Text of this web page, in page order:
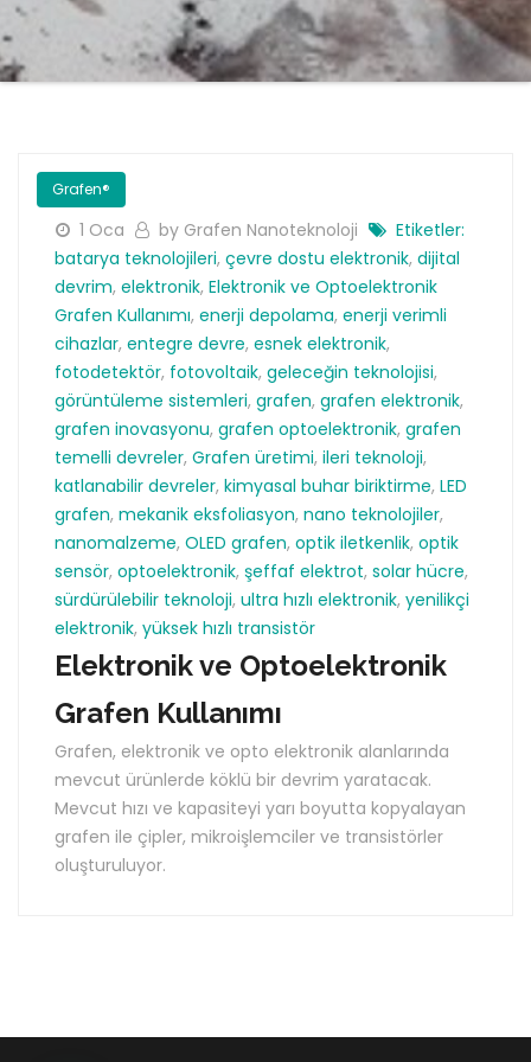
Grafen®
1 Oca by Grafen Nanoteknoloji
Etiketler:
batarya teknolojileri, çevre dostu elektronik, dijital
devrim, elektronik, Elektronik ve Optoelektronik
Grafen Kullanımı, enerji depolama, enerji verimli
cihazlar, entegre devre, esnek elektronik,
fotodetektör, fotovoltaik, geleceğin teknolojisi,
görüntüleme sistemleri, grafen, grafen elektronik,
grafen inovasyonu, grafen optoelektronik, grafen
temelli devreler, Grafen üretimi, ileri teknoloji,
katlanabilir devreler, kimyasal buhar biriktirme, LED
grafen, mekanik eksfoliasyon, nano teknolojiler,
nanomalzeme, OLED grafen, optik iletkenlik, optik
sensör, optoelektronik, şeffaf elektrot, solar hücre,
sürdürülebilir teknoloji, ultra hızlı elektronik, yenilikçi
elektronik, yüksek hızlı transistör
Elektronik ve Optoelektronik
Grafen Kullanımı
Grafen, elektronik ve opto elektronik alanlarında
mevcut ürünlerde köklü bir devrim yaratacak.
Mevcut hızı ve kapasiteyi yarı boyutta kopyalayan
grafen ile çipler, mikroişlemciler ve transistörler
oluşturuluyor.